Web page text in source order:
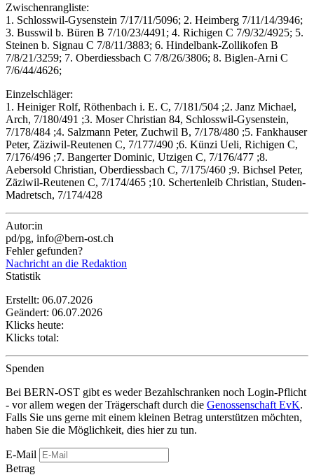
Zwischenrangliste:
1. Schlosswil-Gysenstein 7/17/11/5096; 2. Heimberg 7/11/14/3946;
3. Busswil b. Büren B 7/10/23/4491; 4. Richigen C 7/9/32/4925; 5.
Steinen b. Signau C 7/8/11/3883; 6. Hindelbank-Zollikofen B
7/8/21/3259; 7. Oberdiessbach C 7/8/26/3806; 8. Biglen-Arni C
7/6/44/4626;
Einzelschläger:
1. Heiniger Rolf, Röthenbach i. E. C, 7/181/504 ;2. Janz Michael,
Arch, 7/180/491 ;3. Moser Christian 84, Schlosswil-Gysenstein,
7/178/484 ;4. Salzmann Peter, Zuchwil B, 7/178/480 ;5. Fankhauser
Peter, Zäziwil-Reutenen C, 7/177/490 ;6. Künzi Ueli, Richigen C,
7/176/496 ;7. Bangerter Dominic, Utzigen C, 7/176/477 ;8.
Aebersold Christian, Oberdiessbach C, 7/175/460 ;9. Bichsel Peter,
Zäziwil-Reutenen C, 7/174/465 ;10. Schertenleib Christian, Studen-
Madretsch, 7/174/428
Autor:in
pd/pg, info@bern-ost.ch
Fehler gefunden?
Nachricht an die Redaktion
Statistik
Erstellt: 06.07.2026
Geändert: 06.07.2026
Klicks heute:
Klicks total:
Spenden
Bei BERN-OST gibt es weder Bezahlschranken noch Login-Pflicht
- vor allem wegen der Trägerschaft durch die Genossenschaft EvK.
Falls Sie uns gerne mit einem kleinen Betrag unterstützen möchten,
haben Sie die Möglichkeit, dies hier zu tun.
E-Mail
Betrag